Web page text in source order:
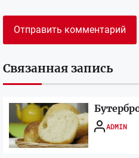
Связанная запись
ADMIN